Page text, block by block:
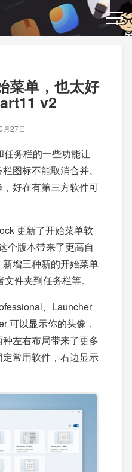
菜单，也太好
v2
月27日
务栏的一些功能让
图标不能取消合并、
好在有第三方软件可
更新了开始菜单软
个版本带来了更高自
增三种新的开始菜单
件夹到任务栏等。
、Launcher
可以显示你的头像，
左右布局带来了更多
常用软件，右边显示